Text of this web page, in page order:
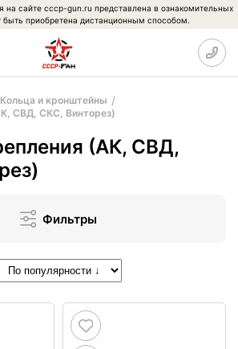
на сайте cccp-gun.ru представлена в ознакомительных
приобретена дистанционным способом.
Кольца и кронштейны
СВД, СКС, Винторез)
(АК, СВД,
Фильтры